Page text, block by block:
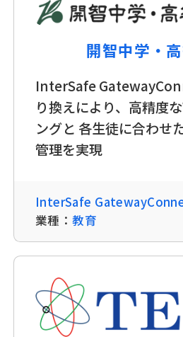
開智中学・
InterSafe
り換えにより、高精度
ングと 各生徒に合わせ
管理を実現
InterSafe
業種：教育